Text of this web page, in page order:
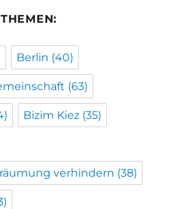
Berlin (40)
(63)
Bizim Kiez (35)
verhindern (38)